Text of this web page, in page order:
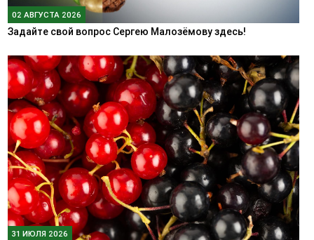
02 АВГУСТА 2026
Задайте свой вопрос Сергею Малозёмову здесь!
31 ИЮЛЯ 2026